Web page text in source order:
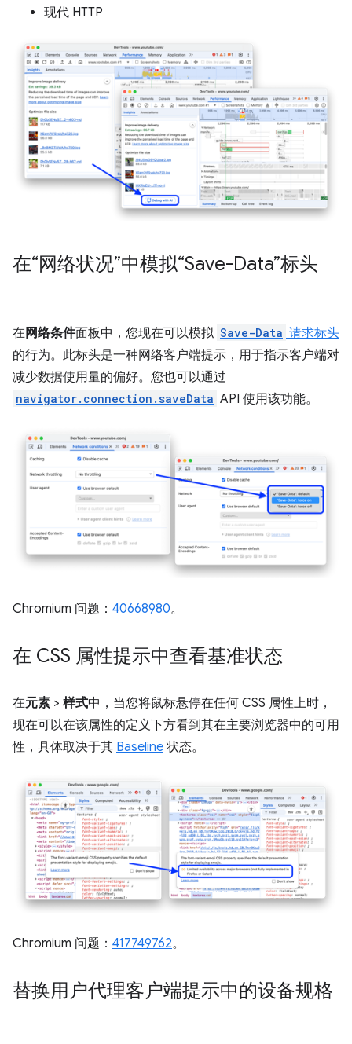
现代 HTTP
在“网络状况”中模拟“Save-Data”标头
在网络条件面板中，您现在可以模拟 Save-Data 请求标头
的行为。此标头是一种网络客户端提示，用于指示客户端对
减少数据使用量的偏好。您也可以通过
navigator.connection.saveData API 使用该功能。
Chromium 问题： 40668980。
在 CSS 属性提示中查看基准状态
在元素 > 样式中，当您将鼠标悬停在任何 CSS 属性上时，
现在可以在该属性的定义下方看到其在主要浏览器中的可用
性，具体取决于其 Baseline 状态。
Chromium 问题： 417749762。
替换用户代理客户端提示中的设备规格